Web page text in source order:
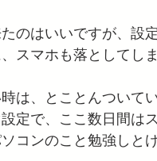
のはいいですが、設
スマホも落としてし
は、とことんついて
定で、ここ数日間は
コンのこと勉強しと